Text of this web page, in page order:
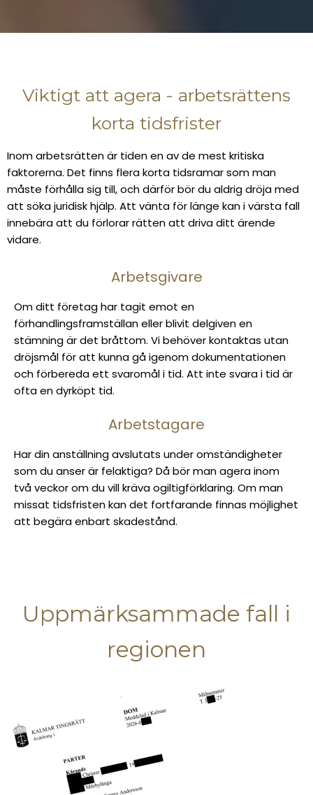
Viktigt att agera - arbetsrättens
korta tidsfrister
Inom arbetsrätten är tiden en av de mest kritiska
faktorerna. Det finns flera korta tidsramar som man
måste förhålla sig till, och därför bör du aldrig dröja med
att söka juridisk hjälp. Att vänta för länge kan i värsta fall
innebära att du förlorar rätten att driva ditt ärende
vidare.
Arbetsgivare
Om ditt företag har tagit emot en
förhandlingsframställan eller blivit delgiven en
stämning är det bråttom. Vi behöver kontaktas utan
dröjsmål för att kunna gå igenom dokumentationen
och förbereda ett svaromål i tid. Att inte svara i tid är
ofta en dyrköpt tid.
Arbetstagare
Har din anställning avslutats under omständigheter
som du anser är felaktiga? Då bör man agera inom
två veckor om du vill kräva ogiltigförklaring. Om man
missat tidsfristen kan det fortfarande finnas möjlighet
att begära enbart skadestånd.
Uppmärksammade fall i
regionen